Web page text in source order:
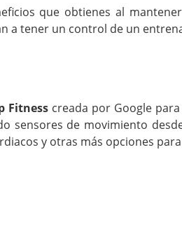
que obtienes al
a tener un control de un
Fitness creada por Google
sensores de movimiento
y otras más opciones